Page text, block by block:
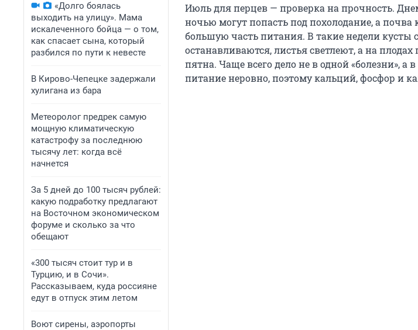
«Долго боялась
выходить на улицу». Мама
искалеченного бойца — о том,
как спасает сына, который
разбился по пути к невесте
В Кирово-Чепецке задержали
хулигана из бара
Метеоролог предрек самую
мощную климатическую
катастрофу за последнюю
тысячу лет: когда всё
начнется
За 5 дней до 100 тысяч рублей:
какую подработку предлагают
на Восточном экономическом
форуме и сколько за что
обещают
«300 тысяч стоит тур и в
Турцию, и в Сочи».
Рассказываем, куда россияне
едут в отпуск этим летом
Воют сирены, аэропорты
Июль для перцев — проверка на прочность.
ночью могут попасть под похолодание, а почва
большую часть питания. В такие недели кусты
останавливаются, листья светлеют, а на
пятна. Чаще всего дело не в одной «болезни», а
питание неровно, поэтому кальций, фосфор и